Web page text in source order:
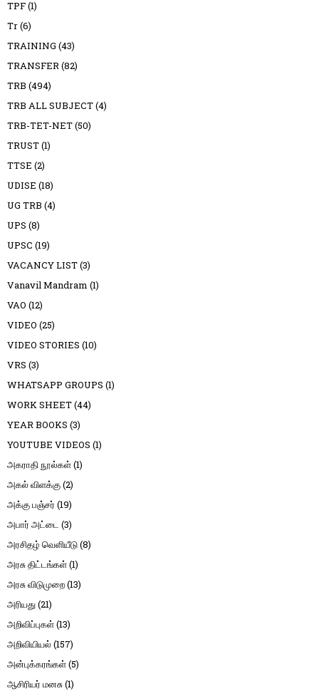
TPF(1)
Tr(6)
TRAINING (43)
TRANSFER(82)
TRB (494)
TRB ALL SUBJECT(4)
TRB-TET-NET(50)
TRUST(1)
TTSE (2)
UDISE (18)
UG TRB (4)
UPS (8)
UPSC (19)
VACANCY LIST(3)
Vanavil Mandram (1)
VAO (12)
VIDEO (25)
VIDEO STORIES (10)
VRS (3)
WHATSAPP GROUPS (1)
WORK SHEET(44)
YEAR BOOKS (3)
YOUTUBE VIDEOS (1)
அகராதி நூல்கள்(1)
அகல் விளக்கு(2)
அக்கு பஞ்சர் (19)
அபார் அட்டை (3)
அரசிதழ் வெளியீடு(8)
அரசு திட்டங்கள்(1)
அரசு விடுமுறை(13)
அரியது(21)
அறிவிப்புகள்(13)
அறிவியியல் (157)
அன்புக்கரங்கள்(5)
ஆசிரியர் மனசு(1)